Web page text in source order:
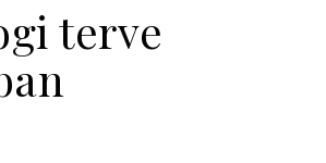
terve